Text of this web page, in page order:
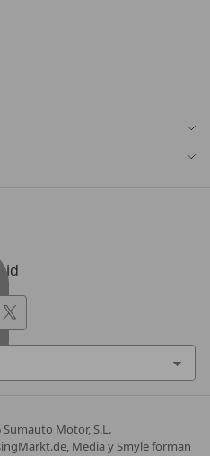
Sumauto Motor, S.L.
Media y Smyle forman